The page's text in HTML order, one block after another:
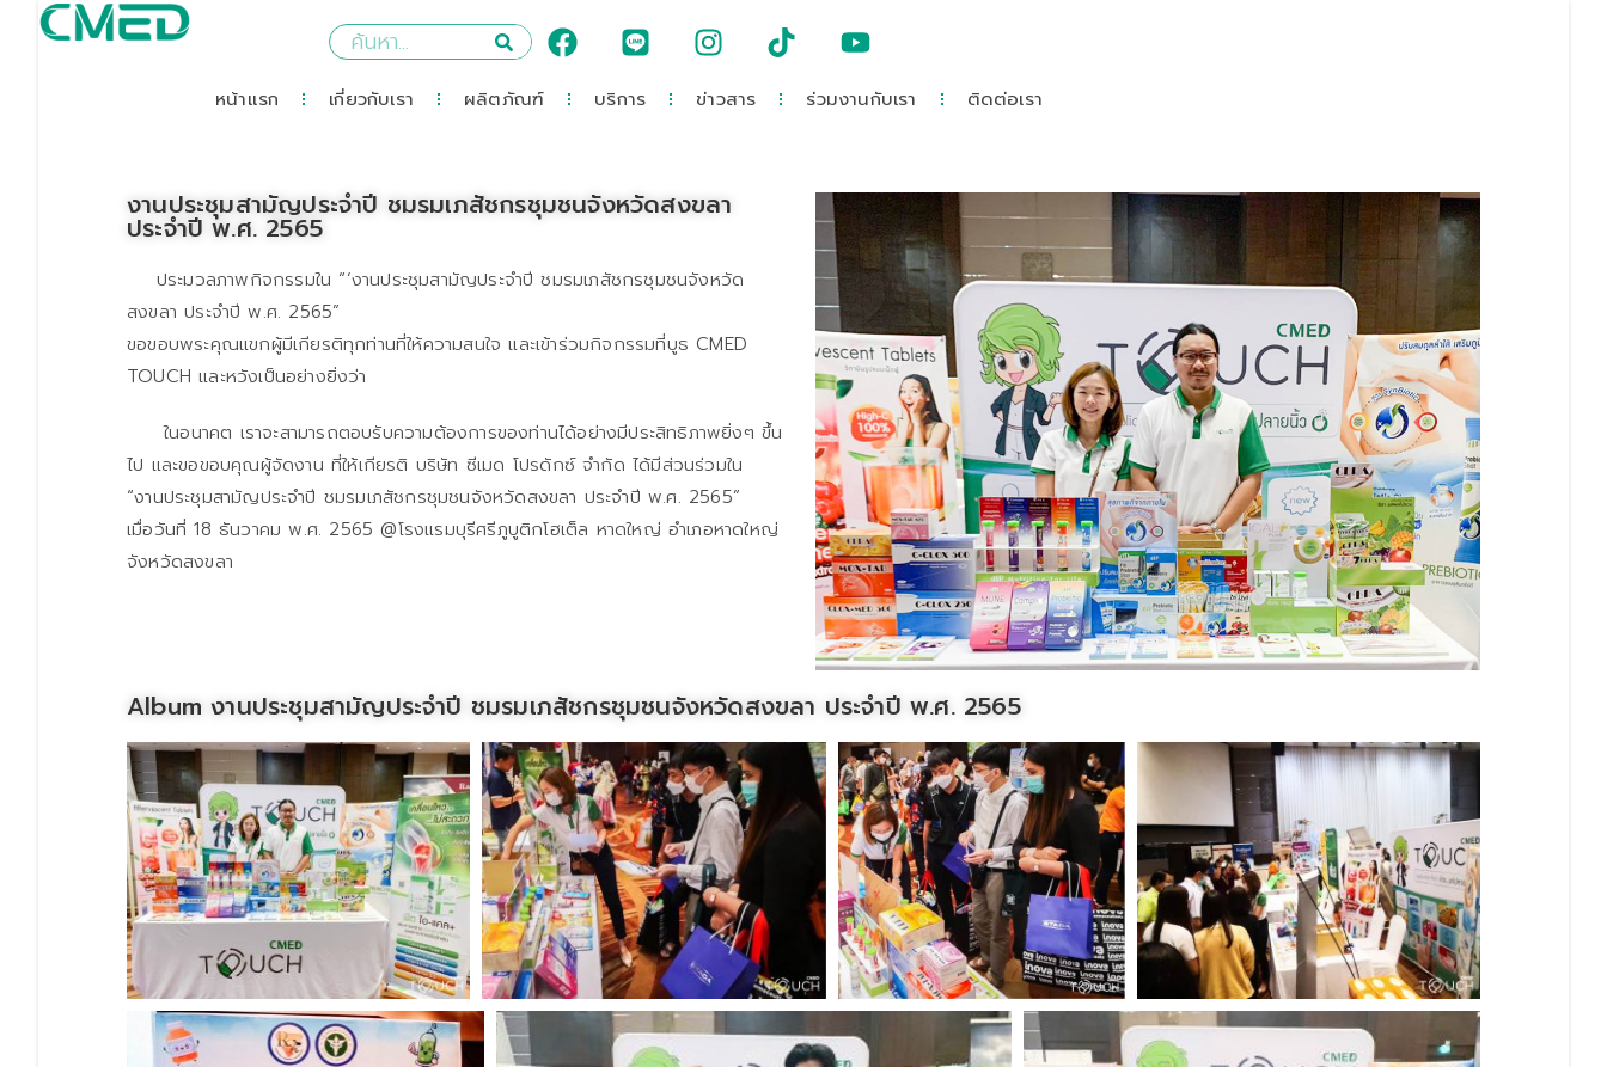
หน้าแรก เกี่ยวกับเรา ผลิตภัณฑ์ บริการ ข่าวสาร ร่วมงานกับเรา ติดต่อเรา
งานประชุมสามัญประจำปี ชมรมเภสัชกรชุมชนจังหวัดสงขลา
ประจำปี พ.ศ. 2565
ประมวลภาพกิจกรรมใน “‘งานประชุมสามัญประจำปี ชมรมเภสัชกรชุมชนจังหวัด
สงขลา ประจำปี พ.ศ. 2565”
ขอขอบพระคุณแขกผู้มีเกียรติทุกท่านที่ให้ความสนใจ และเข้าร่วมกิจกรรมที่บูธ CMED
TOUCH และหวังเป็นอย่างยิ่งว่า
ในอนาคต เราจะสามารถตอบรับความต้องการของท่านได้อย่างมีประสิทธิภาพยิ่งๆ ขึ้น
ไป และขอขอบคุณผู้จัดงาน ที่ให้เกียรติ บริษัท ซีเมด โปรดักซ์ จำกัด ได้มีส่วนร่วมใน
“งานประชุมสามัญประจำปี ชมรมเภสัชกรชุมชนจังหวัดสงขลา ประจำปี พ.ศ. 2565”
เมื่อวันที่ 18 ธันวาคม พ.ศ. 2565 @โรงแรมบุรีศรีภูบูติกโฮเต็ล หาดใหญ่ อำเภอหาดใหญ่
จังหวัดสงขลา
Album งานประชุมสามัญประจำปี ชมรมเภสัชกรชุมชนจังหวัดสงขลา ประจำปี พ.ศ. 2565